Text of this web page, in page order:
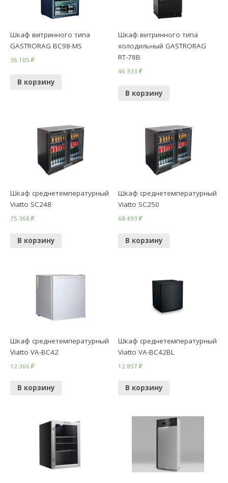
Шкаф витринного типа
GASTRORAG BC98-MS
36 105₽
В корзину
Шкаф витринного типа
холодильный GASTRORAG
RT-78B
46 333₽
В корзину
Шкаф среднетемпературный
Viatto SC248
75 368₽
В корзину
Шкаф среднетемпературный
Viatto SC250
68 493₽
В корзину
Шкаф среднетемпературный
Viatto VA-BC42
12 366₽
В корзину
Шкаф среднетемпературный
Viatto VA-BC42BL
12 857₽
В корзину